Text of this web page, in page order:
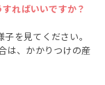
ればいいですか？
を見てください。
は、かかりつけの産